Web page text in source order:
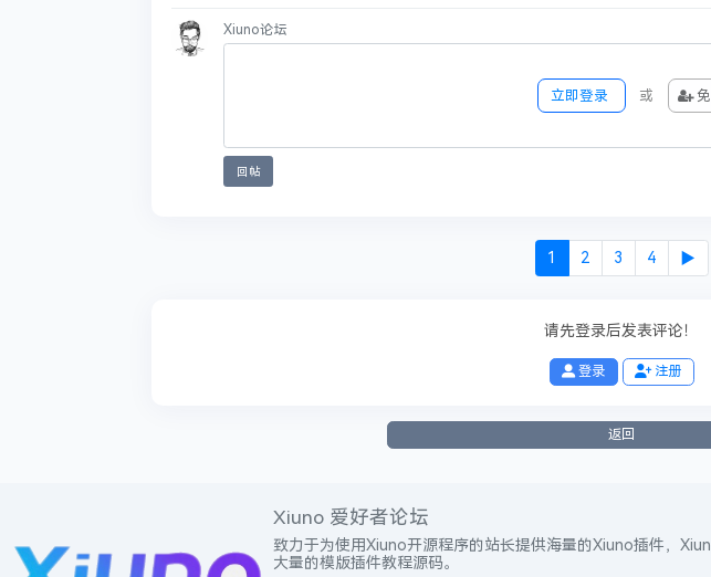
本站申明
1、本论坛一律禁止以任何方式发布或转载任何违法的相关信息，访客发现请投诉举报
私信联系站长 进行删除处理。
4、本帖图片及内容纯属发布用户个人意见，与本站无关！
4，本帖如为原创资源/教程分享帖，则本站与发布用户共同享有内容版权！
7，如无特别说明，任何个人或者组织不得转载本帖内容！任何个人或团体不得将本站
收藏 投币
欢迎你的加入！
Xiuno论坛
立即登录 或 免
回帖
1 2 3 4 ▶
请先登录后发表评论！
登录 注册
返回
Xiuno 爱好者论坛
致力于为使用Xiuno开源程序的站长提供海量的Xiuno插件，
大量的模版插件教程源码。